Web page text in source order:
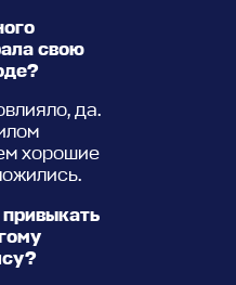
свою
да.
хорошие